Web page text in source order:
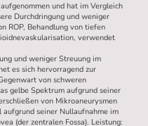
und hat im Vergleich
Durchdringung und weniger
ROP, Behandlung von tiefen
verwendet
und weniger Streuung im
es sich hervorragend zur
von schweren
gelbe Spektrum aufgrund seiner
von Mikroaneurysmen
seiner Nullaufnahme im
(der zentralen Fossa). Leistung: